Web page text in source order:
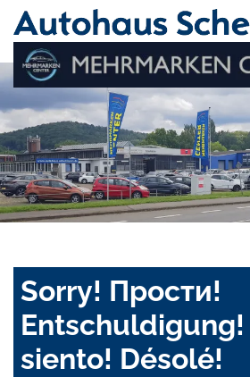
Sorry! Прости!
Entschuldigung!
siento! Désolé!